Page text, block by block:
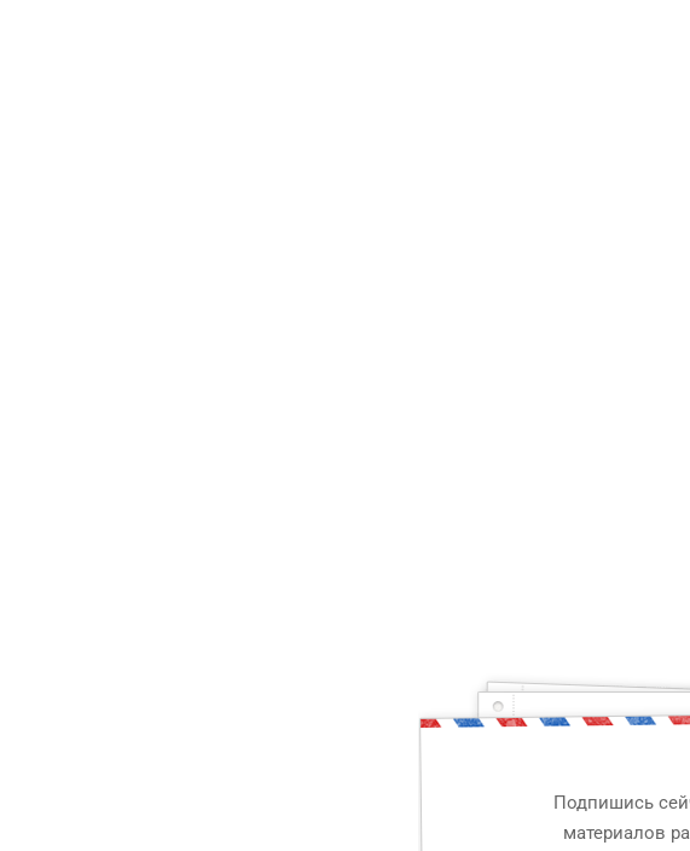
Подпишись
материалов
Ты — рыбак, который
Друг, тогда предлагаю тебе проверить свои знания по
и хвала! Слава твоя навсегда останется на этих